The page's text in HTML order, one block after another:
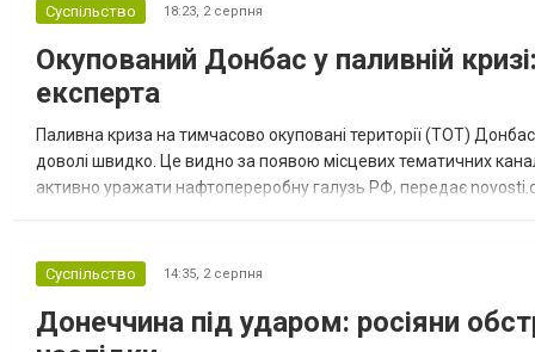
Суспільство 18:23, 2 серпня
Окупований Донбас у паливній
експерта
Паливна криза на тимчасово окуповані території (ТОТ)
доволі швидко. Це видно за появою місцевих тематичних
активно уражати нафтопереробну галузь РФ, передає
Суспільство 14:35, 2 серпня
Донеччина під ударом: росіяни